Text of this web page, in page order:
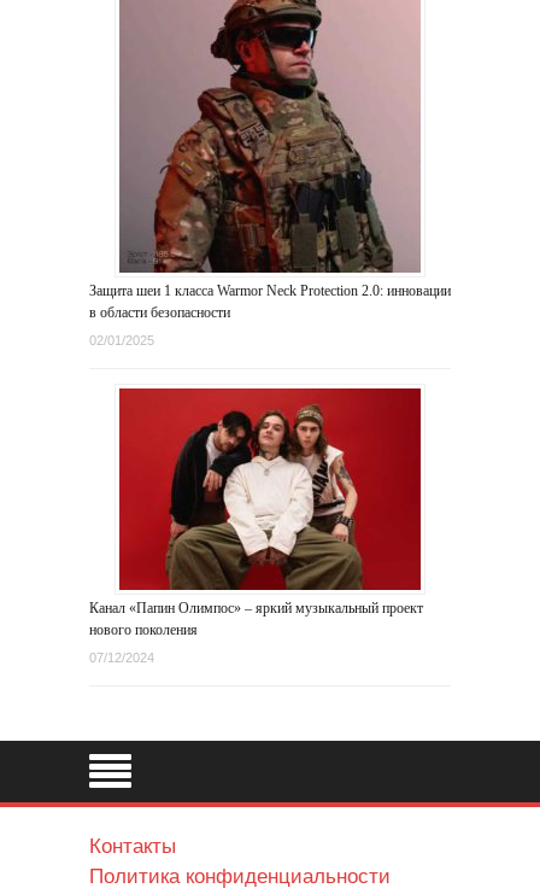
Защита шеи 1 класса Warmor Neck Protection 2.0: инновации
в области безопасности
02/01/2025
Канал «Папин Олимпос» – яркий музыкальный проект
нового поколения
07/12/2024
Контакты
Политика конфиденциальности